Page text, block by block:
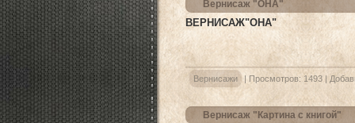
Вернисаж "ОНА"
ВЕРНИСАЖ"ОНА"
Вернисажи | Просмотров: 1493 |
Вернисаж "Картина с книгой"